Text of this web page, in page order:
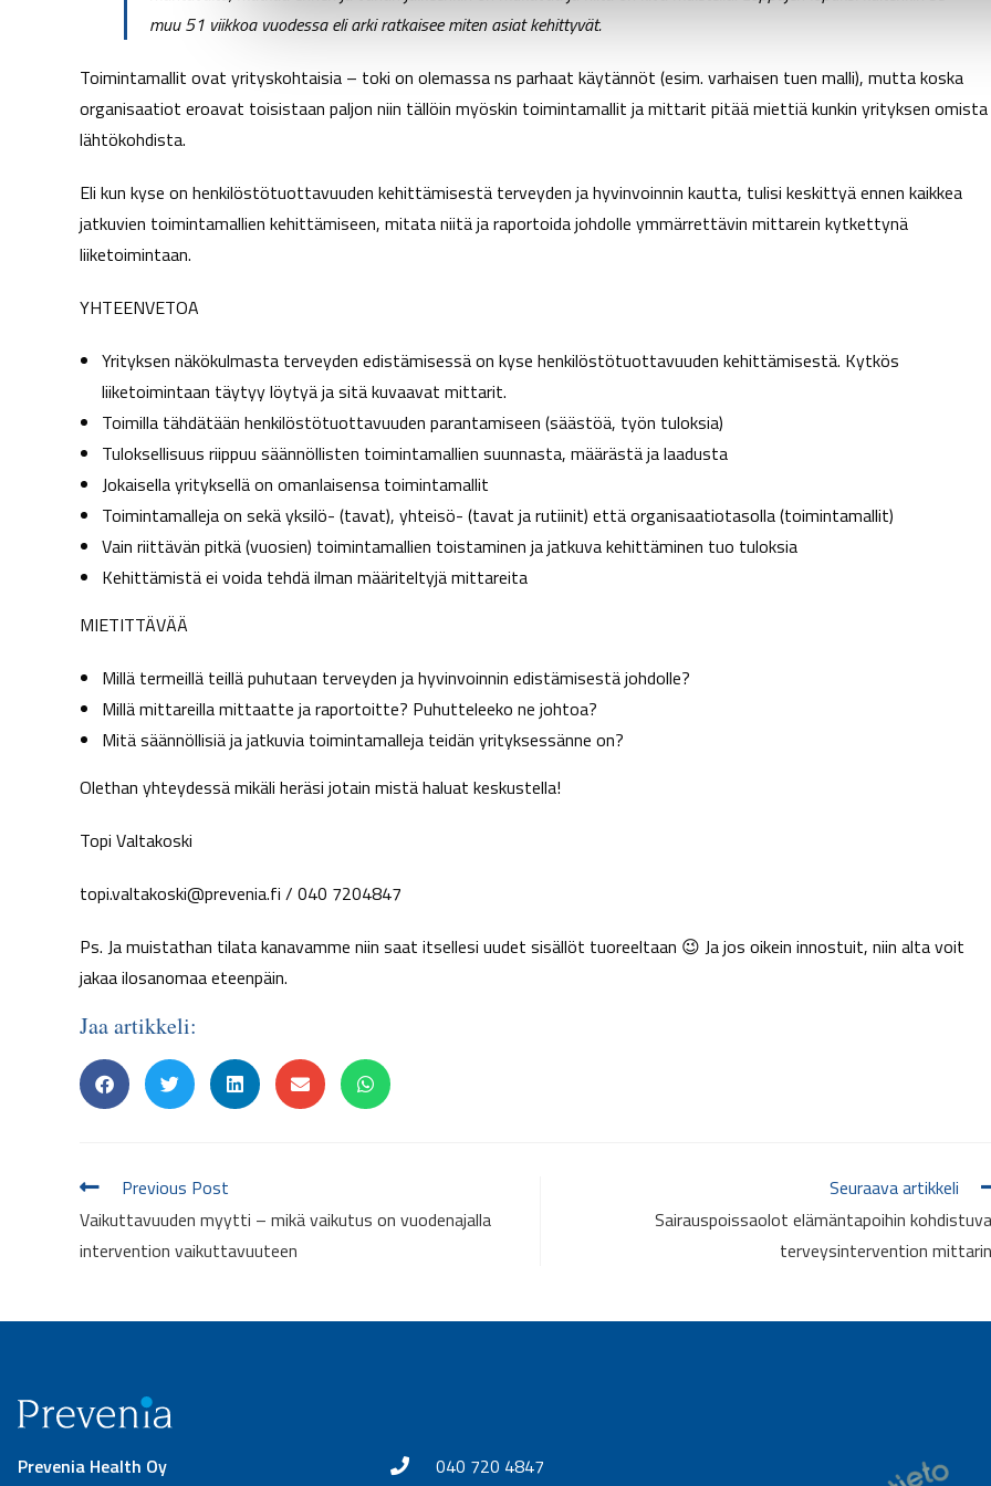
e
v
a
n
muu 51 viikkoa vuodessa eli arki ratkaisee miten asiat kehittyvät.
Toimintamallit ovat yrityskohtaisia – toki on olemassa ns parhaat käytännöt (esim. varhaisen tuen malli), mutta koska
organisaatiot eroavat toisistaan paljon niin tällöin myöskin toimintamallit ja mittarit pitää miettiä kunkin yrityksen omista
lähtökohdista.
Eli kun kyse on henkilöstötuottavuuden kehittämisestä terveyden ja hyvinvoinnin kautta, tulisi keskittyä ennen kaikkea
jatkuvien toimintamallien kehittämiseen, mitata niitä ja raportoida johdolle ymmärrettävin mittarein kytkettynä
liiketoimintaan.
YHTEENVETOA
Yrityksen näkökulmasta terveyden edistämisessä on kyse henkilöstötuottavuuden kehittämisestä. Kytkös
liiketoimintaan täytyy löytyä ja sitä kuvaavat mittarit.
Toimilla tähdätään henkilöstötuottavuuden parantamiseen (säästöä, työn tuloksia)
Tuloksellisuus riippuu säännöllisten toimintamallien suunnasta, määrästä ja laadusta
Jokaisella yrityksellä on omanlaisensa toimintamallit
Toimintamalleja on sekä yksilö- (tavat), yhteisö- (tavat ja rutiinit) että organisaatiotasolla (toimintamallit)
Vain riittävän pitkä (vuosien) toimintamallien toistaminen ja jatkuva kehittäminen tuo tuloksia
Kehittämistä ei voida tehdä ilman määriteltyjä mittareita
MIETITTÄVÄÄ
Millä termeillä teillä puhutaan terveyden ja hyvinvoinnin edistämisestä johdolle?
Millä mittareilla mittaatte ja raportoitte? Puhutteleeko ne johtoa?
Mitä säännöllisiä ja jatkuvia toimintamalleja teidän yrityksessänne on?
Olethan yhteydessä mikäli heräsi jotain mistä haluat keskustella!
Topi Valtakoski
topi.valtakoski@prevenia.fi / 040 7204847
Ps. Ja muistathan tilata kanavamme niin saat itsellesi uudet sisällöt tuoreeltaan 😉 Ja jos oikein innostuit, niin alta voit
jakaa ilosanomaa eteenpäin.
Jaa artikkeli:
Previous Post
Vaikuttavuuden myytti – mikä vaikutus on vuodenajalla
intervention vaikuttavuuteen
Seuraava artikkeli
Sairauspoissaolot elämäntapoihin
terveysintervention
Prevenia Health Oy
040 720 4847